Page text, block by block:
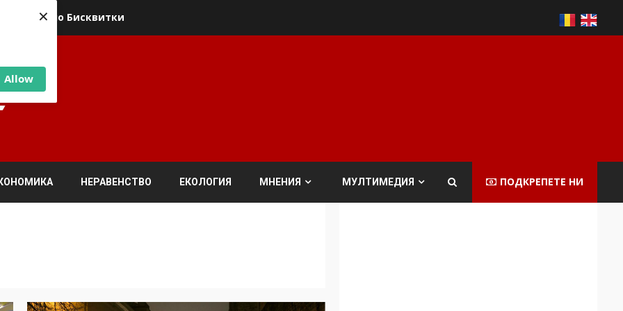
Allow
×
относно Бисквитки
НЕРАВЕНСТВО ЕКОЛОГИЯ МНЕНИЯ МУЛТИМЕДИЯ ПОДКРЕПЕТЕ НИ